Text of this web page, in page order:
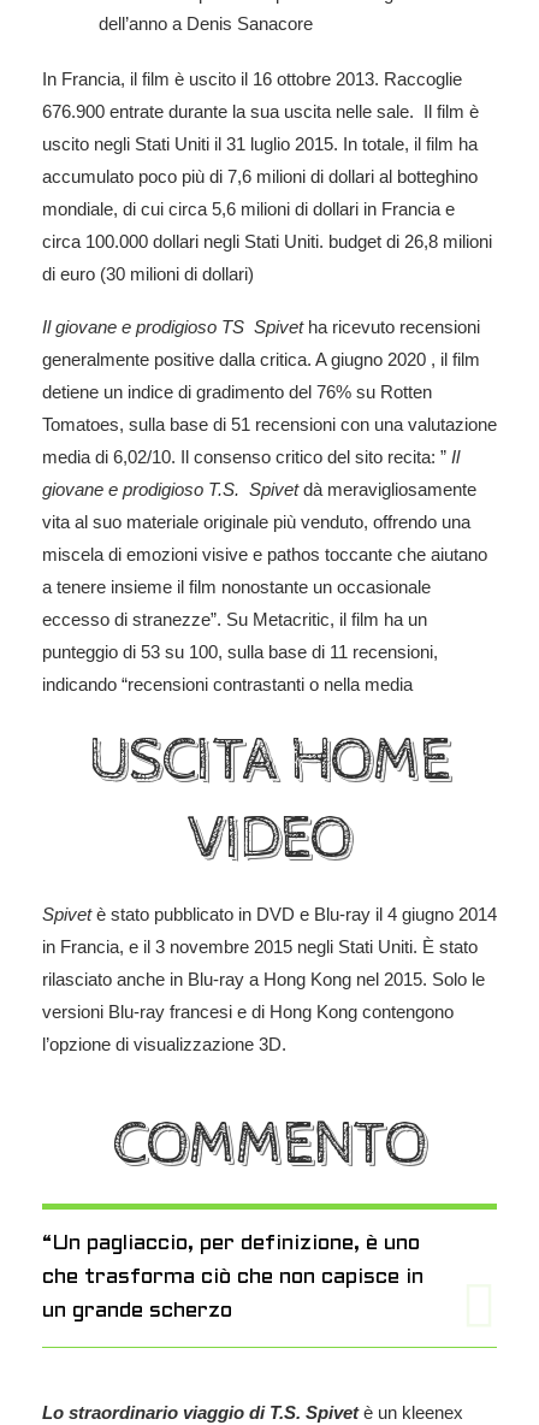
dell’anno a Denis Sanacore
In Francia, il film è uscito il 16 ottobre 2013. Raccoglie
676.900 entrate durante la sua uscita nelle sale. Il film è
uscito negli Stati Uniti il ​​31 luglio 2015. In totale, il film ha
accumulato poco più di 7,6 milioni di dollari al botteghino
mondiale, di cui circa 5,6 milioni di dollari in Francia e
circa 100.000 dollari negli Stati Uniti. budget di 26,8 milioni
di euro (30 milioni di dollari)
Il giovane e prodigioso TS Spivetha ricevuto recensioni
generalmente positive dalla critica. A giugno 2020 , il film
detiene un indice di gradimento del 76% su Rotten
Tomatoes, sulla base di 51 recensioni con una valutazione
media di 6,02/10. Il consenso critico del sito recita: ” Il
giovane e prodigioso T.S. Spivetdà meravigliosamente
vita al suo materiale originale più venduto, offrendo una
miscela di emozioni visive e pathos toccante che aiutano
a tenere insieme il film nonostante un occasionale
eccesso di stranezze”. Su Metacritic, il film ha un
punteggio di 53 su 100, sulla base di 11 recensioni,
indicando “recensioni contrastanti o nella media
USCITA HOME
VIDEO
Spivetè stato pubblicato in DVD e Blu-ray il 4 giugno 2014
in Francia, e il 3 novembre 2015 negli Stati Uniti. È stato
rilasciato anche in Blu-ray a Hong Kong nel 2015. Solo le
versioni Blu-ray francesi e di Hong Kong contengono
l’opzione di visualizzazione 3D.
COMMENTO
“Un pagliaccio, per definizione, è uno
che trasforma ciò che non capisce in
un grande scherzo
Lo straordinario viaggio di T.S. Spivetè un kleenex